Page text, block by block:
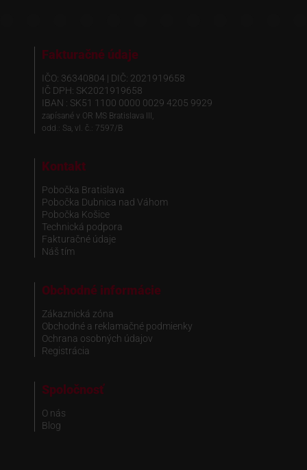
Fakturačné údaje
IČO: 36340804 | DIČ: 2021919658
IČ DPH: SK2021919658
IBAN : SK51 1100 0000 0029 4205 9929
zapísané v OR MS Bratislava III,
odd.: Sa, vl. č.: 7597/B
Kontakt
Pobočka Bratislava
Pobočka Dubnica nad Váhom
Pobočka Košice
Technická podpora
Fakturačné údaje
Náš tím
Obchodné informácie
Zákaznická zóna
Obchodné a reklamačné podmienky
Ochrana osobných údajov
Registrácia
Spoločnosť
O nás
Blog